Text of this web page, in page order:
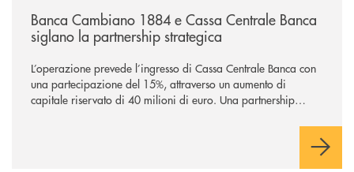
Banca Cambiano 1884 e Cassa Centrale Banca
siglano la partnership strategica
L’operazione prevede l’ingresso di Cassa Centrale Banca con
una partecipazione del 15%, attraverso un aumento di
capitale riservato di 40 milioni di euro. Una partnership
comuni e sulla prossimità ai territori, per ampliare l’offerta e